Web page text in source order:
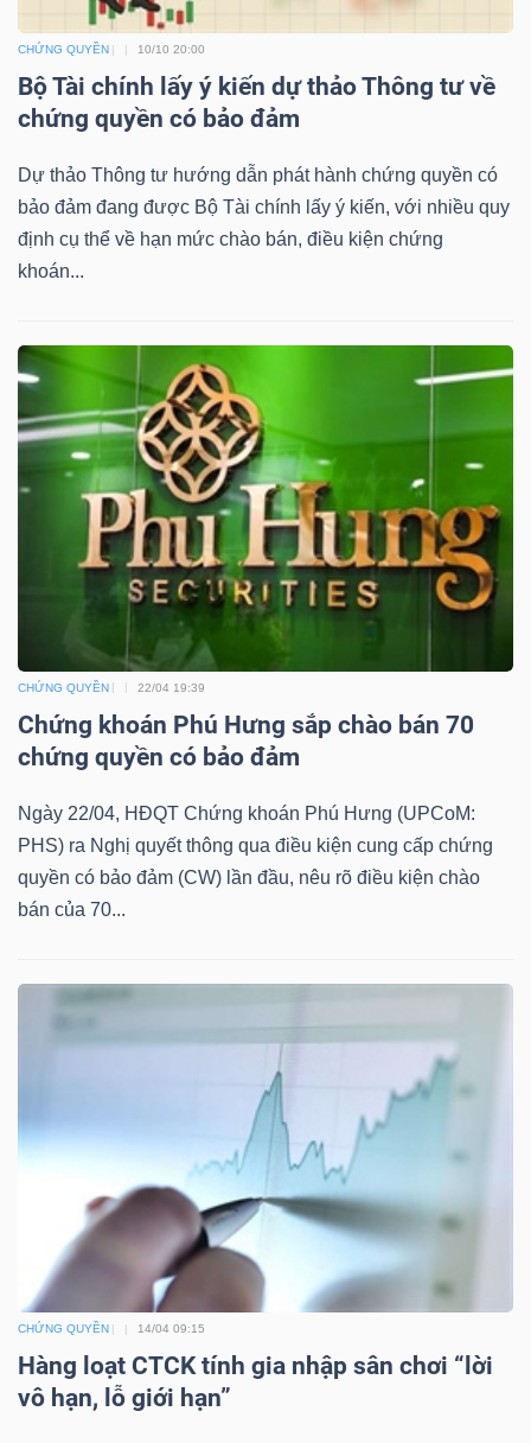
CHỨNG QUYỀN 10/10 20:00
Bộ Tài chính lấy ý kiến dự thảo Thông tư về
chứng quyền có bảo đảm
Dự thảo Thông tư hướng dẫn phát hành chứng quyền có
bảo đảm đang được Bộ Tài chính lấy ý kiến, với nhiều quy
định cụ thể về hạn mức chào bán, điều kiện chứng
khoán...
CHỨNG QUYỀN 22/04 19:39
Chứng khoán Phú Hưng sắp chào bán 70
chứng quyền có bảo đảm
Ngày 22/04, HĐQT Chứng khoán Phú Hưng (UPCoM:
PHS) ra Nghị quyết thông qua điều kiện cung cấp chứng
quyền có bảo đảm (CW) lần đầu, nêu rõ điều kiện chào
bán của 70...
CHỨNG QUYỀN 14/04 09:15
Hàng loạt CTCK tính gia nhập sân chơi “lời
vô hạn, lỗ giới hạn”
DÙNG
YẾU
SÓC
SỨC
KHỎE
CHÍNH
CÔNG
NGHỆ
THÔNG
TIN
TIỆN